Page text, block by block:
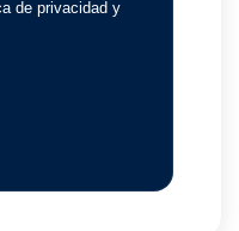
de privacidad y